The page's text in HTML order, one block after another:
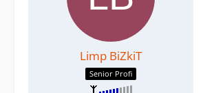
Limp BiZkiT
Senior Profi